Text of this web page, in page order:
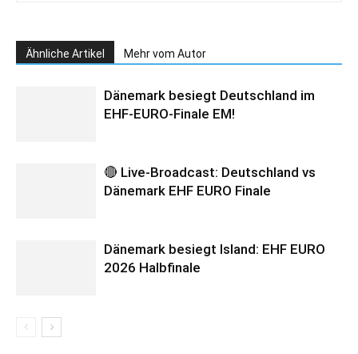
Ähnliche Artikel Mehr vom Autor
Dänemark besiegt Deutschland im
EHF-EURO-Finale EM!
🔴 Live-Broadcast: Deutschland vs
Dänemark EHF EURO Finale
Dänemark besiegt Island: EHF EURO
2026 Halbfinale